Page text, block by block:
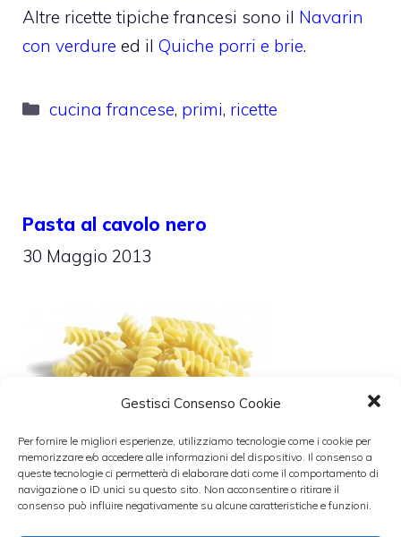
Gestisci Consenso Cookie
Per fornire le migliori esperienze, utilizziamo tecnologie come i cookie per
memorizzare e/o accedere alle informazioni del dispositivo. Il consenso a
queste tecnologie ci permetterà di elaborare dati come il comportamento di
navigazione o ID unici su questo sito. Non acconsentire o ritirare il
consenso può influire negativamente su alcune caratteristiche e funzioni.
Altre ricette tipiche francesi sono il Navarin
con verdure ed il Quiche porri e brie.
Categorie
cucina francese, primi, ricette
Pasta al cavolo nero
30 Maggio 2013
Un piatto molto semplice da preparare e al
contempo molto gustoso e soprattutto sano
è laPasta al cavolo nero. Il cavolo nero è un